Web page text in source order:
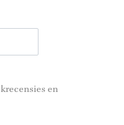
en